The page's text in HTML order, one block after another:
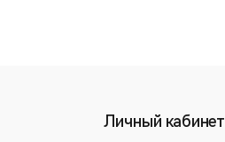
Личный кабинет